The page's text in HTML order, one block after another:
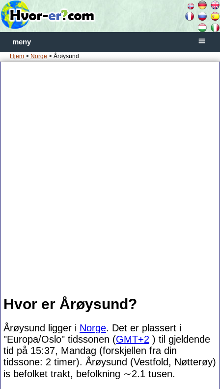
meny
Hjem > Norge > Årøysund
Hvor er Årøysund?
Årøysund ligger i Norge. Det er plassert i
"Europa/Oslo" tidssonen (GMT+2 ) til gjeldende
tid på 15:37, Mandag (forskjellen fra din
tidssone: 2 timer). Årøysund (Vestfold, Nøtterøy)
is befolket trakt, befolkning ∼2.1 tusen.